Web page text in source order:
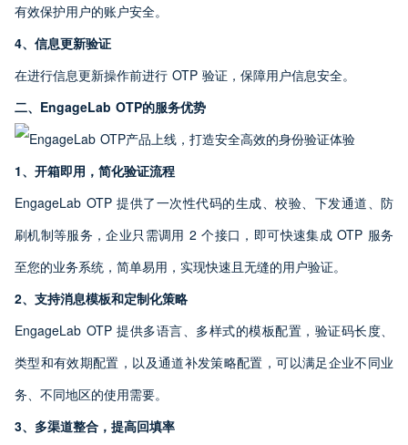
有效保护用户的账户安全。
4、信息更新验证
在进行信息更新操作前进行 OTP 验证，保障用户信息安全。
二、EngageLab OTP的服务优势
1、开箱即用，简化验证流程
EngageLab OTP 提供了一次性代码的生成、校验、下发通道、防
刷机制等服务，企业只需调用 2 个接口，即可快速集成 OTP 服务
至您的业务系统，简单易用，实现快速且无缝的用户验证。
2、支持消息模板和定制化策略
EngageLab OTP 提供多语言、多样式的模板配置，验证码长度、
类型和有效期配置，以及通道补发策略配置，可以满足企业不同业
务、不同地区的使用需要。
3、多渠道整合，提高回填率